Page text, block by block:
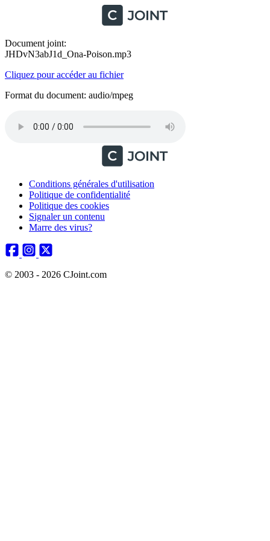
Document joint:
JHDvN3abJ1d_Ona-Poison.mp3
Cliquez pour accéder au fichier
Format du document: audio/mpeg
Conditions générales d'utilisation
Politique de confidentialité
Politique des cookies
Signaler un contenu
Marre des virus?
© 2003 - 2026 CJoint.com